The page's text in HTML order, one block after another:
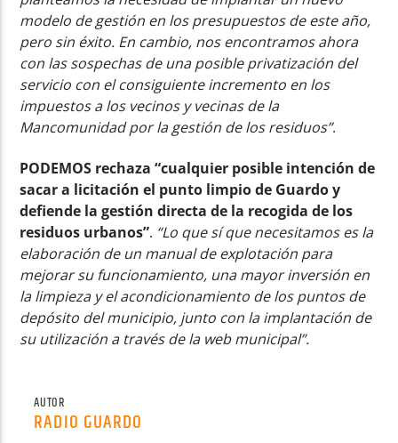
modelo de gestión en los presupuestos de este año,
pero sin éxito. En cambio, nos encontramos ahora
con las sospechas de una posible privatización del
servicio con el consiguiente incremento en los
impuestos a los vecinos y vecinas de la
Mancomunidad por la gestión de los residuos”.
PODEMOS rechaza “cualquier posible intención de
sacar a licitación el punto limpio de Guardo y
defiende la gestión directa de la recogida de los
residuos urbanos”. “Lo que sí que necesitamos es la
elaboración de un manual de explotación para
mejorar su funcionamiento, una mayor inversión en
la limpieza y el acondicionamiento de los puntos de
depósito del municipio, junto con la implantación de
su utilización a través de la web municipal”.
AUTOR
RADIO GUARDO